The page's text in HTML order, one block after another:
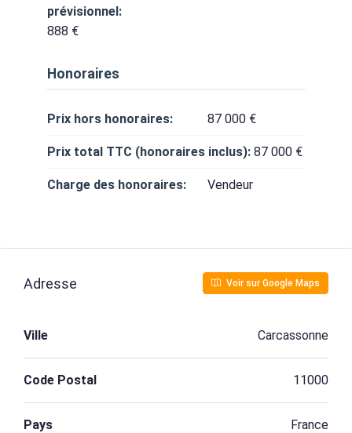
prévisionnel:
888 €
Honoraires
Prix hors honoraires: 87 000 €
Prix total TTC (honoraires inclus): 87 000 €
Charge des honoraires: Vendeur
Adresse Voir sur Google Maps
Ville Carcassonne
Code Postal 11000
Pays France